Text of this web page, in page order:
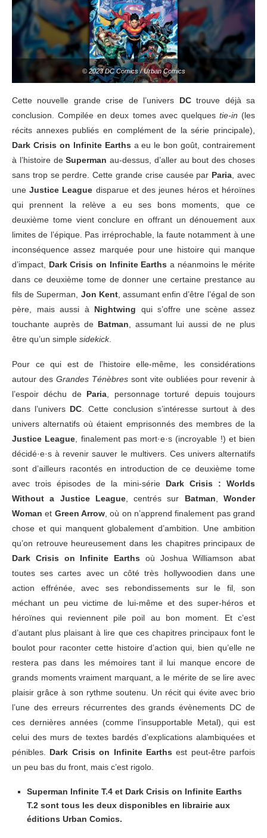
© 2023 DC Comics / Urban Comics
Cette nouvelle grande crise de l’univers DCtrouve déjà sa
conclusion. Compilée en deux tomes avec quelques tie-in (les
récits annexes publiés en complément de la série principale),
Dark Crisis on Infinite Earths a eu le bon goût, contrairement
à l’histoire deSuperman au-dessus, d’aller au bout des choses
sans trop se perdre. Cette grande crise causée par Paria, avec
uneJustice League disparue et des jeunes héros et héroïnes
qui prennent la relève a eu ses bons moments, que ce
deuxième tome vient conclure en offrant un dénouement aux
limites de l’épique. Pas irréprochable, la faute notamment à une
inconséquence assez marquée pour une histoire qui manque
d’impact, Dark Crisis on Infinite Earths a néanmoins le mérite
dans ce deuxième tome de donner une certaine prestance au
fils de Superman, Jon Kent, assumant enfin d’être l’égal de son
père, mais aussi à Nightwing qui s’offre une scène assez
touchante auprès de Batman, assumant lui aussi de ne plus
être qu’un simple sidekick.
Pour ce qui est de l’histoire elle-même, les considérations
autour des Grandes Ténèbres sont vite oubliées pour revenir à
l’espoir déchu de Paria, personnage torturé depuis toujours
dans l’univers DC. Cette conclusion s’intéresse surtout à des
univers alternatifs où étaient emprisonnés des membres de la
Justice League, finalement pas mort·e·s (incroyable !) et bien
décidé·e·s à revenir sauver le multivers. Ces univers alternatifs
sont d’ailleurs racontés en introduction de ce deuxième tome
avec trois épisodes de la mini-série Dark Crisis : Worlds
Without a Justice League, centrés sur Batman,Wonder
Woman et Green Arrow, où on n’apprend finalement pas grand
chose et qui manquent globalement d’ambition. Une ambition
qu’on retrouve heureusement dans les chapitres principaux de
Dark Crisis on Infinite Earths où Joshua Williamson abat
toutes ses cartes avec un côté très hollywoodien dans une
action effrénée, avec ses rebondissements sur le fil, son
méchant un peu victime de lui-même et des super-héros et
héroïnes qui reviennent pile poil au bon moment. Et c’est
d’autant plus plaisant à lire que ces chapitres principaux font le
boulot pour raconter cette histoire d’action qui, bien qu’elle ne
restera pas dans les mémoires tant il lui manque encore de
grands moments vraiment marquant, a le mérite de se lire avec
plaisir grâce à son rythme soutenu. Un récit qui évite avec brio
l’une des erreurs récurrentes des grands évènements DC de
ces dernières années (comme l’insupportable Metal), qui est
celui des murs de textes bardés d’explications alambiquées et
pénibles. Dark Crisis on Infinite Earths est peut-être parfois
un peu bas du front, mais c’est rigolo.
Superman Infinite T.4 et Dark Crisis on Infinite Earths
T.2 sont tous les deux disponibles en librairie aux
éditions Urban Comics.